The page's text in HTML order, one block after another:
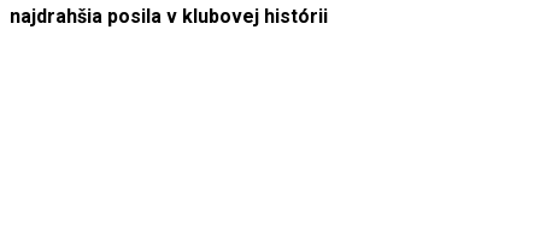
najdrahšia posila v klubovej histórii